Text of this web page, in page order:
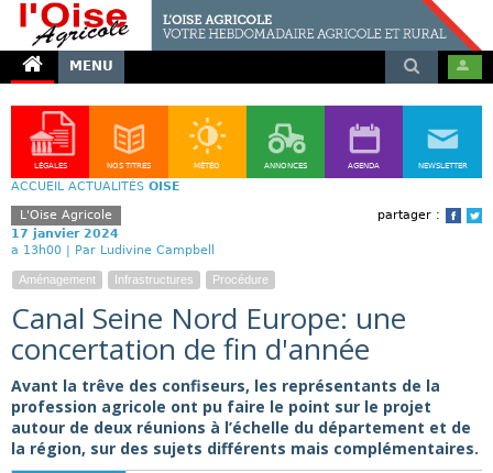
MENU
LÉGALES NOS TITRES MÉTÉO ANNONCES AGENDA NEWSLETTER
ACCUEIL ACTUALITÉS OISE
partager :
L'Oise Agricole
17 janvier 2024
a 13h00 | Par Ludivine Campbell
Aménagement Infrastructures Procédure
Canal Seine Nord Europe: une
concertation de fin d'année
Avant la trêve des confiseurs, les représentants de la
profession agricole ont pu faire le point sur le projet
autour de deux réunions à l’échelle du département et de
la région, sur des sujets différents mais complémentaires.